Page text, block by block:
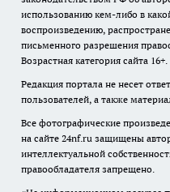
использованию кем-либо в
воспроизведению,
письменного разрешения
Возрастная категория сайта 16+.
Редакция портала не несет
пользователей, а также
Все фотографические
на сайте 24nf.ru защищены
интеллектуальной
правообладателя запрещено.